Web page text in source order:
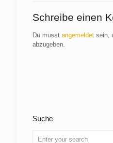
Schreibe einen
Du musst angemeldetsein,
abzugeben.
Suche